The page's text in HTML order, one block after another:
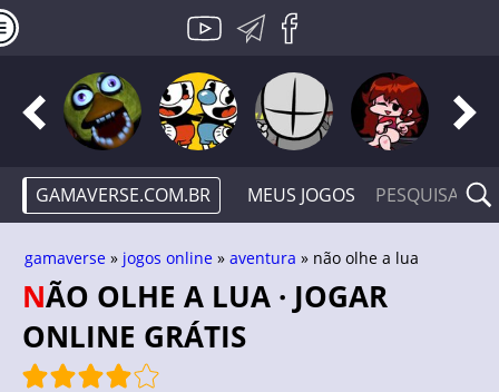
GAMAVERSE.COM.BR MEUS JOGOS
gamaverse » jogos online » aventura » não olhe a lua
NÃO OLHE A LUA · JOGAR
ONLINE GRÁTIS